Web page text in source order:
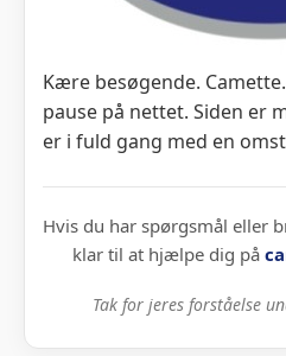
Kære besøgende.
pause på nettet. Siden er
er i fuld gang med en
Hvis du har spørgsmål eller
klar til at hjælpe dig på
Tak for jeres forståelse